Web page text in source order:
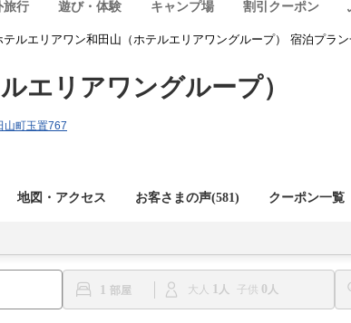
旅行 遊び・体験 キャンプ場 割引クーポン
テルエリアワン和田山（ホテルエリアワングループ） 宿泊プラ
エリアワングループ）
山町玉置767
地図・アクセス お客さまの声(581) クーポン一覧
1 大人 1 子供 0